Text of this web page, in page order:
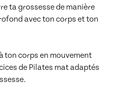
ta grossesse de manière
avec ton corps et ton
ton corps en mouvement
de Pilates mat adaptés